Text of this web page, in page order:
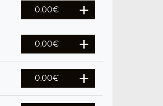
0.00€
0.00€
0.00€